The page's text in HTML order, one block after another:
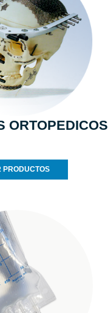
ORTOPEDICOS
PRODUCTOS